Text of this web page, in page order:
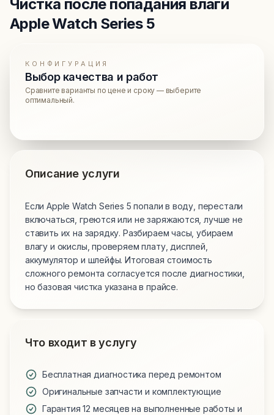
Чистка после попадания влаги
Apple Watch Series 5
КОНФИГУРАЦИЯ
Выбор качества и работ
Сравните варианты по цене и сроку — выберите
оптимальный.
Описание услуги
Если Apple Watch Series 5 попали в воду, перестали
включаться, греются или не заряжаются, лучше не
ставить их на зарядку. Разбираем часы, убираем
влагу и окислы, проверяем плату, дисплей,
аккумулятор и шлейфы. Итоговая стоимость
сложного ремонта согласуется после диагностики,
но базовая чистка указана в прайсе.
Что входит в услугу
Бесплатная диагностика перед ремонтом
Оригинальные запчасти и комплектующие
Гарантия 12 месяцев на выполненные работы и